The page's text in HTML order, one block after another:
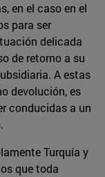
en el caso en el
para ser
delicada
de retorno a su
A estas
devolución, es
conducidas a un
Turquía y
que toda